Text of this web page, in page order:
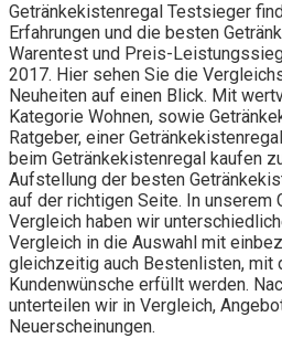
Getränkekistenregal Testsieger
Erfahrungen und die besten
Warentest und Preis-
2017. Hier sehen Sie die
Neuheiten auf einen Blick. Mit
Kategorie Wohnen, sowie
Ratgeber, einer
beim Getränkekistenregal kaufen
Aufstellung der besten
auf der richtigen Seite. In unserem
Vergleich haben wir
Vergleich in die Auswahl mit
gleichzeitig auch Bestenlisten, mit
Kundenwünsche erfüllt werden.
unterteilen wir in Vergleich,
Neuerscheinungen.